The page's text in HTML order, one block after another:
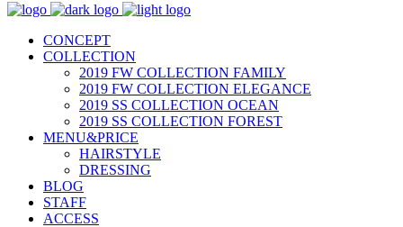
CONCEPT
COLLECTION
2019 FW COLLECTION FAMILY
2019 FW COLLECTION ELEGANCE
2019 SS COLLECTION OCEAN
2019 SS COLLECTION FOREST
MENU&PRICE
HAIRSTYLE
DRESSING
BLOG
STAFF
ACCESS